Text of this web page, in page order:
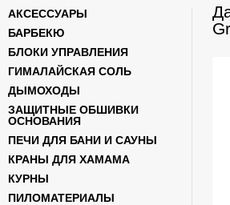
АКСЕССУАРЫ
БАРБЕКЮ
БЛОКИ УПРАВЛЕНИЯ
ГИМАЛАЙСКАЯ СОЛЬ
ДЫМОХОДЫ
ЗАЩИТНЫЕ ОБШИВКИ
ОСНОВАНИЯ
ПЕЧИ ДЛЯ БАНИ И САУНЫ
КРАНЫ ДЛЯ ХАМАМА
КУРНЫ
ПИЛОМАТЕРИАЛЫ